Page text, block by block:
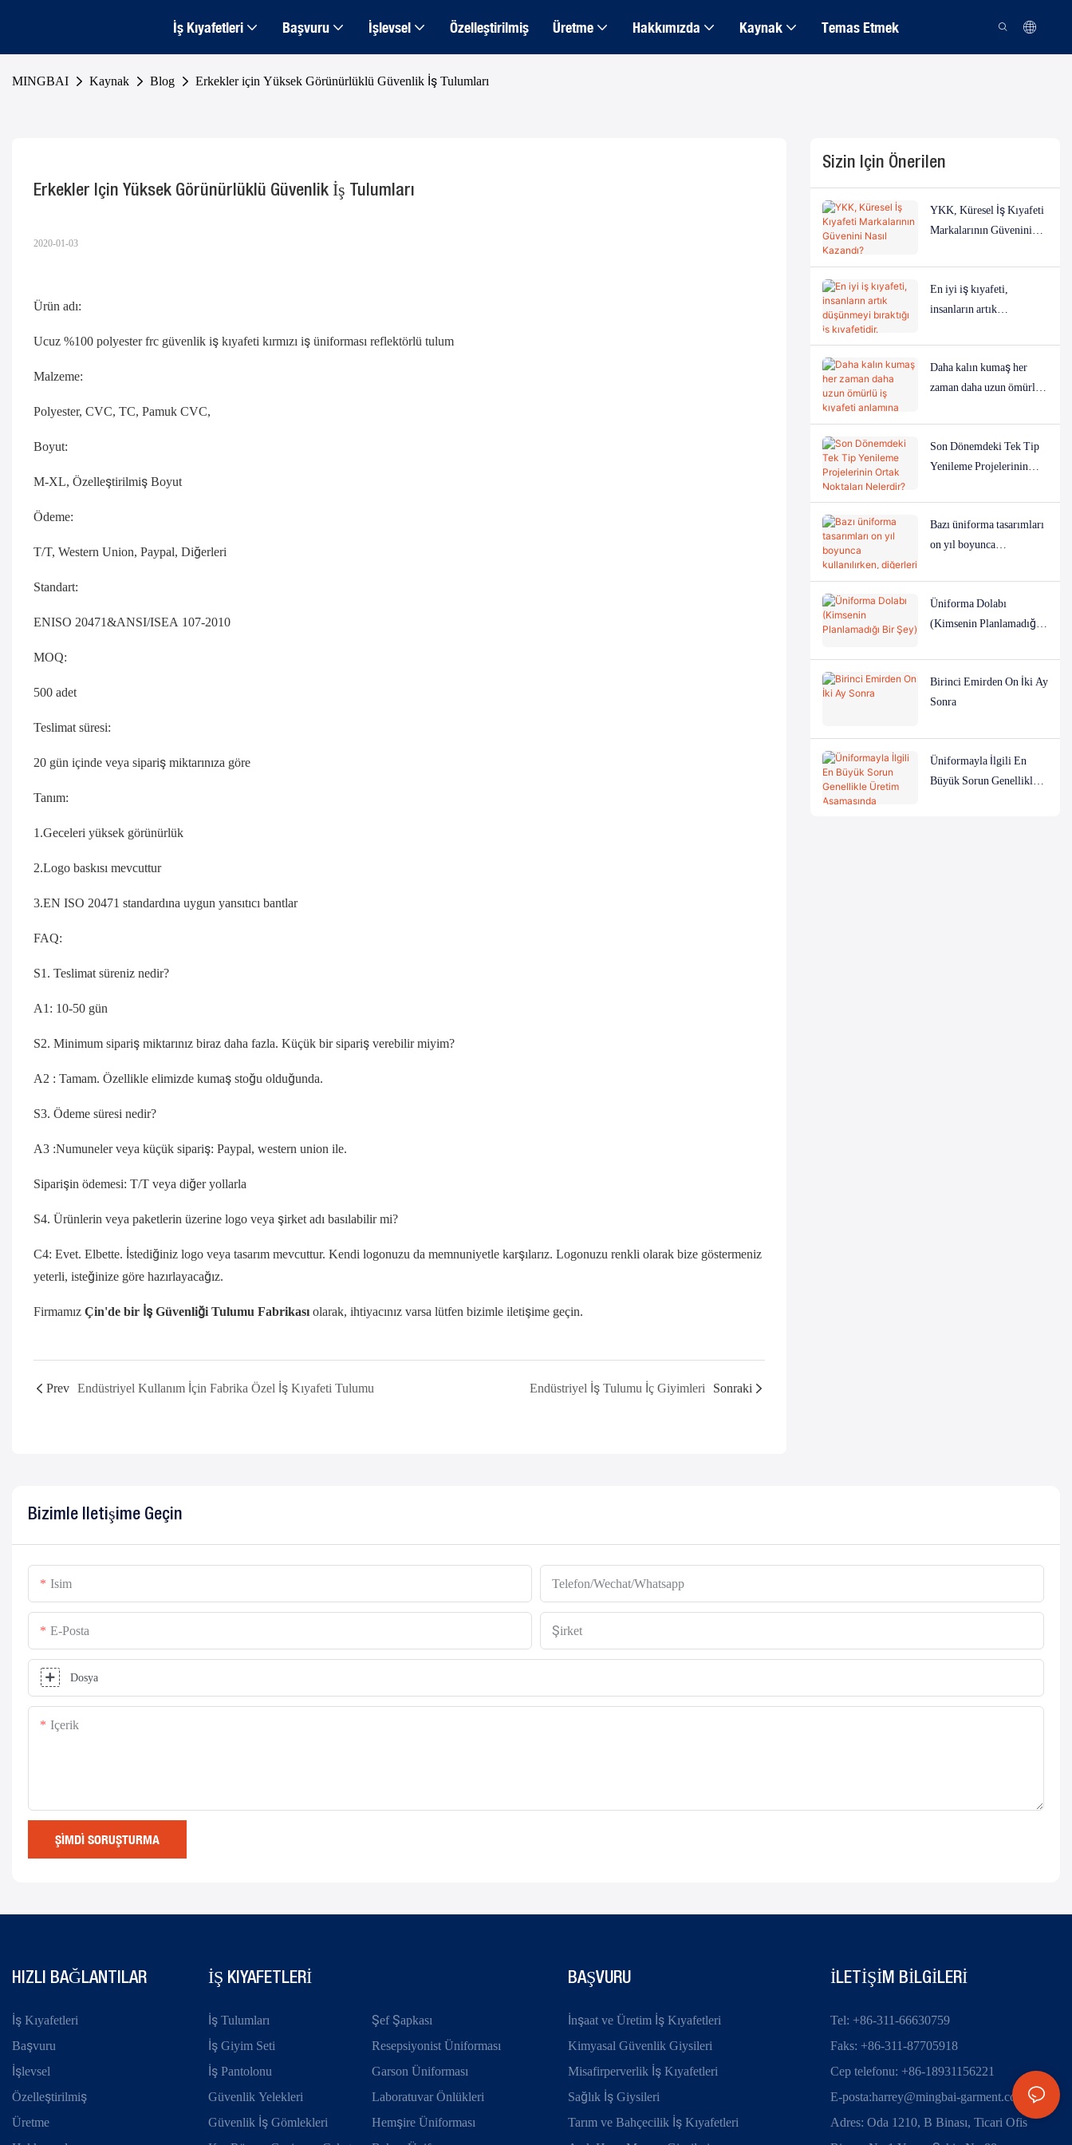
İş Kıyafetleri Başvuru İşlevsel Özelleştirilmiş Üretme Hakkımızda Kaynak Temas Etmek
MINGBAI Kaynak Blog Erkekler için Yüksek Görünürlüklü Güvenlik İş Tulumları
Erkekler Için Yüksek Görünürlüklü Güvenlik İş Tulumları
2020-01-03
Ürün adı:
Ucuz %100 polyester frc güvenlik iş kıyafeti kırmızı iş üniforması reflektörlü tulum
Malzeme:
Polyester, CVC, TC, Pamuk CVC,
Boyut:
M-XL, Özelleştirilmiş Boyut
Ödeme:
T/T, Western Union, Paypal, Diğerleri
Standart:
ENISO 20471&ANSI/ISEA 107-2010
MOQ:
500 adet
Teslimat süresi:
20 gün içinde veya sipariş miktarınıza göre
Tanım:
1.Geceleri yüksek görünürlük
2.Logo baskısı mevcuttur
3.EN ISO 20471 standardına uygun yansıtıcı bantlar
FAQ:
S1. Teslimat süreniz nedir?
A1: 10-50 gün
S2. Minimum sipariş miktarınız biraz daha fazla. Küçük bir sipariş verebilir miyim?
A2 : Tamam. Özellikle elimizde kumaş stoğu olduğunda.
S3. Ödeme süresi nedir?
A3 :Numuneler veya küçük sipariş: Paypal, western union ile.
Siparişin ödemesi: T/T veya diğer yollarla
S4. Ürünlerin veya paketlerin üzerine logo veya şirket adı basılabilir mi?
C4: Evet. Elbette. İstediğiniz logo veya tasarım mevcuttur. Kendi logonuzu da memnuniyetle karşılarız. Logonuzu renkli olarak bize göstermeniz
yeterli, isteğinize göre hazırlayacağız.
Firmamız Çin'de bir İş Güvenliği Tulumu Fabrikasıolarak, ihtiyacınız varsa lütfen bizimle iletişime geçin.
Prev Endüstriyel Kullanım İçin Fabrika Özel İş Kıyafeti Tulumu Endüstriyel İş Tulumu İç Giyimleri Sonraki
Sizin Için Önerilen
YKK, Küresel İş Kıyafeti
Markalarının Güvenini
En iyi iş kıyafeti,
insanların artık
kıyafetidir.
Daha kalın kumaş her
zaman daha uzun ömürlü
gelmez.
Son Dönemdeki Tek Tip
Yenileme Projelerinin
Bazı üniforma tasarımları
on yıl boyunca
yıl sonra neden ortadan
kayboluyor?
Üniforma Dolabı
(Kimsenin Planlamadığı
Birinci Emirden On İki Ay
Sonra
Üniformayla İlgili En
Büyük Sorun Genellikle
Bizimle Iletişime Geçin
Isim Telefon/Wechat/Whatsapp
E-Posta Şirket
Dosya
Içerik
ŞIMDI SORUŞTURMA
HIZLI BAĞLANTILAR
İş Kıyafetleri
Başvuru
İşlevsel
Özelleştirilmiş
Üretme
IŞ KIYAFETLERI
İş Tulumları
İş Giyim Seti
İş Pantolonu
Güvenlik Yelekleri
Güvenlik İş Gömlekleri
Şef Şapkası
Resepsiyonist Üniforması
Garson Üniforması
Laboratuvar Önlükleri
Hemşire Üniforması
BAŞVURU
İnşaat ve Üretim İş Kıyafetleri
Kimyasal Güvenlik Giysileri
Misafirperverlik İş Kıyafetleri
Sağlık İş Giysileri
Tarım ve Bahçecilik İş Kıyafetleri
ILETIŞIM BILGILERI
Tel: +86-311-66630759
Faks: +86-311-87705918
Cep telefonu: +86-18931156221
E-posta:harrey@mingbai-garment.com
Adres: Oda 1210, B Binası, Ticari Ofis